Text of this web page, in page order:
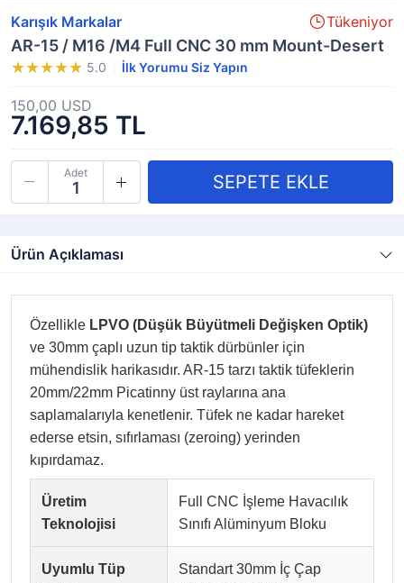
Karışık Markalar Tükeniyor
AR-15 / M16 /M4 Full CNC 30 mm Mount-Desert
5.0 İlk Yorumu Siz Yapın
7.169,85 TL
150,00 USD
Adet
Ürün Açıklaması
Özellikle LPVO (Düşük Büyütmeli Değişken Optik)
ve 30mm çaplı uzun tip taktik dürbünler için
mühendislik harikasıdır. AR-15 tarzı taktik tüfeklerin
20mm/22mm Picatinny üst raylarına ana
saplamalarıyla kenetlenir. Tüfek ne kadar hareket
ederse etsin, sıfırlaması (zeroing) yerinden
kıpırdamaz.
Üretim
Teknolojisi
Full CNC İşleme Havacılık
Sınıfı Alüminyum Bloku
Uyumlu Tüp
Standart 30mm İç Çap